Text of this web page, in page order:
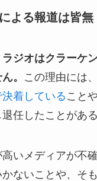
よる報道は皆無
ジオはクラーケ
。
この理由には
着している こと
任したことがある
いメディアが不
ないことや、そ